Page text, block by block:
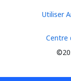
Utiliser
Centre